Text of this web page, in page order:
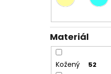
Materiál
Kožený 52